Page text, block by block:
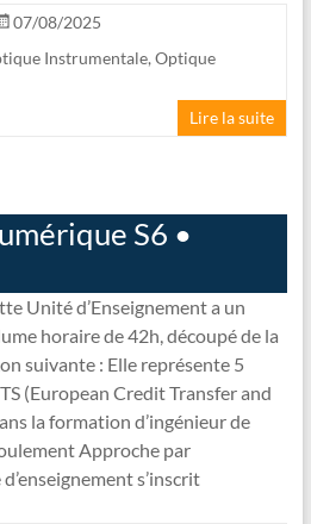
07/08/2025
Instrumentale, Optique
Lire la suite
S6 •
Unité d’Enseignement a un
horaire de 42h, découpé de la
suivante : Elle représente 5
(European Credit Transfer and
la formation d’ingénieur de
Approche par
s’inscrit